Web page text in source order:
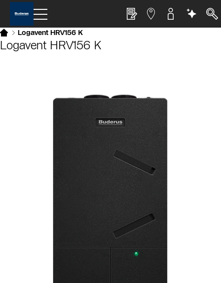
Logavent HRV156 K
Sauter le slider
Logavent HRV156 K